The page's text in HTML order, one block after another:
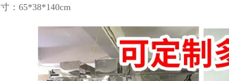
：65*38*140cm